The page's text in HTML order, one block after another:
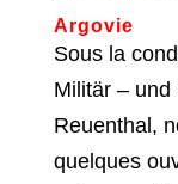
Argovie
Sous la
Militär –
Reuenthal,
quelques